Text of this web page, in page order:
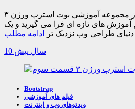
به چهارمین قسمت از مجموعه آموزشی بوت استرپ ورژن ۳
های تازه ای فرا می گیرید و یک
طراحی وب نزدیک تر
ادامه مطلب
10 سال پیش
Bootstrap
فیلم های آموزشی
ویدئوهای وب و اینترنت